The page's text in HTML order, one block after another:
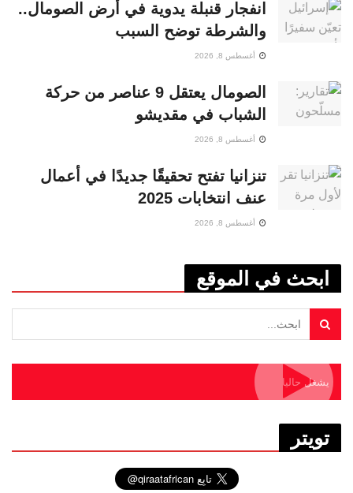
انفجار قنبلة يدوية في أرض الصومال..
والشرطة توضح السبب
أغسطس 8, 2026
الصومال يعتقل 9 عناصر من حركة
الشباب في مقديشو
أغسطس 8, 2026
تنزانيا تفتح تحقيقًا جديدًا في أعمال
عنف انتخابات 2025
أغسطس 8, 2026
ابحث في الموقع
يشغل حاليا
تويتر